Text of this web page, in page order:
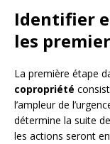
Identifier
les
La première étape
copropriété
l’ampleur de
détermine la suite
les actions seront